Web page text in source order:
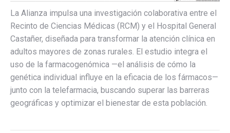
La Alianza impulsa una investigación colaborativa entre el
Recinto de Ciencias Médicas (RCM) y el Hospital General
Castañer, diseñada para transformar la atención clínica en
adultos mayores de zonas rurales. El estudio integra el
uso de la farmacogenómica —el análisis de cómo la
genética individual influye en la eficacia de los fármacos—
junto con la telefarmacia, buscando superar las barreras
geográficas y optimizar el bienestar de esta población.